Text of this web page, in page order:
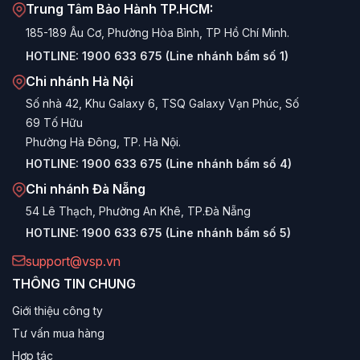
Chuẩn mực mới cho văn phòng (100Hz):Các model
văn phòng của AIVISION thường có tần số quét
tác nhanh nhạy hơn so với màn hình 60Hz cũ kỹ.
Hiệu năng Gaming ấn tượng (180Hz):
của AIVISION (như AG series) đạt tới 180Hz và tốc độ
phản hồi 1ms, đủ sức đáp ứng các tựa game Esport tốc
Trải nghiệm Ultrawide giá tốt: AIVISION cung cấp
các mẫu màn hình 34 inch tỷ lệ 21:9 (UWQHD) hiếm hoi
trong tầm giá, mở rộng không gian làm việc và giải trí đa
nhiệm.
Thẩm mỹ cao:Các phiên bản màu Trắng (White
Edition) của AIVISION rất được ưa chuộng để setup
góc máy Decor đẹp mắt, hiện đại.
Bảo vệ mắt toàn diện:
Trung Tâm Bảo Hành TP.HCM:
185-189 Âu Cơ, Phường Hòa Bình, TP Hồ Chí Minh.
HOTLINE: 1900 633 675 (Line nhánh bấm số 1)
Chi nhánh Hà Nội
Số nhà 42, Khu Galaxy 6, TSQ Galaxy Vạn Phúc, Số
69 Tố Hữu
Phường Hà Đông, TP. Hà Nội.
HOTLINE: 1900 633 675 (Line nhánh bấm số 4)
Chi nhánh Đà Nẵng
54 Lê Thạch, Phường An Khê, TP.Đà Nẵng
HOTLINE: 1900 633 675 (Line nhánh bấm số 5)
support@vsp.vn
THÔNG TIN CHUNG
Giới thiệu công ty
Tư vấn mua hàng
Hợp tác